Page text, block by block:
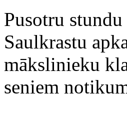
Pusotru
Saulkrastu
mākslinieku
seniem